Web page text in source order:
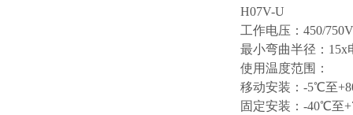
H07V-U
工作电压： 450/750V
最小弯曲半径： 15x
使用温度范围：
移动安装： -5℃至
固定安装： -40℃至